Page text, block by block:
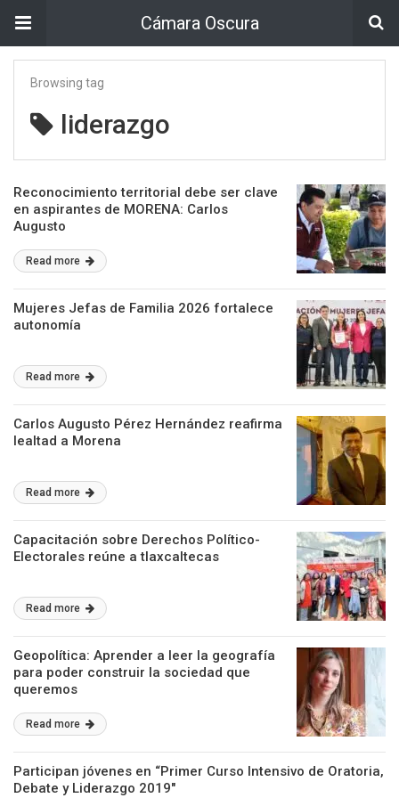
Cámara Oscura
Browsing tag
liderazgo
Reconocimiento territorial debe ser clave
en aspirantes de MORENA: Carlos
Augusto
Read more
Mujeres Jefas de Familia 2026 fortalece
autonomía
Read more
Carlos Augusto Pérez Hernández reafirma
lealtad a Morena
Read more
Capacitación sobre Derechos Político-
Electorales reúne a tlaxcaltecas
Read more
Geopolítica: Aprender a leer la geografía
para poder construir la sociedad que
queremos
Read more
Participan jóvenes en “Primer Curso Intensivo de Oratoria,
Debate y Liderazgo 2019″